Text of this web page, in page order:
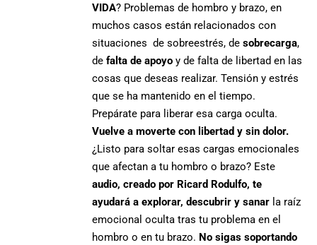
VIDA? Problemas de hombro y brazo, en
muchos casos están relacionados con
situaciones de sobreestrés, de sobrecarga,
defalta de apoyo y de falta de libertad en las
cosas que deseas realizar. Tensión y estrés
que se ha mantenido en el tiempo.
Prepárate para liberar esa carga oculta.
Vuelve a moverte con libertad y sin dolor.
¿Listo para soltar esas cargas emocionales
que afectan a tu hombro o brazo? Este
audio, creado por Ricard Rodulfo, te
ayudará a explorar, descubrir y sanar la raíz
emocional oculta tras tu problema en el
hombro o en tu brazo. No sigas soportando